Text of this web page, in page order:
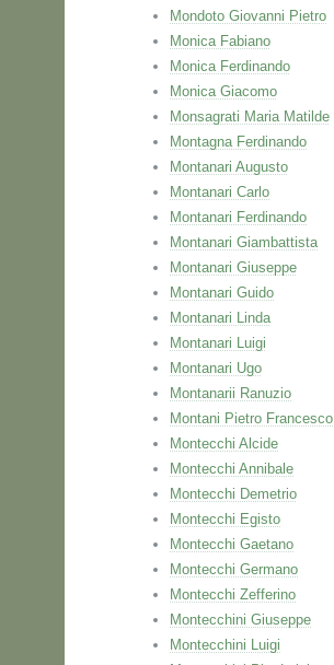
Mondoto Giovanni Pietro
Monica Fabiano
Monica Ferdinando
Monica Giacomo
Monsagrati Maria Matilde
Montagna Ferdinando
Montanari Augusto
Montanari Carlo
Montanari Ferdinando
Montanari Giambattista
Montanari Giuseppe
Montanari Guido
Montanari Linda
Montanari Luigi
Montanari Ugo
Montanarii Ranuzio
Montani Pietro Francesco
Montecchi Alcide
Montecchi Annibale
Montecchi Demetrio
Montecchi Egisto
Montecchi Gaetano
Montecchi Germano
Montecchi Zefferino
Montecchini Giuseppe
Montecchini Luigi